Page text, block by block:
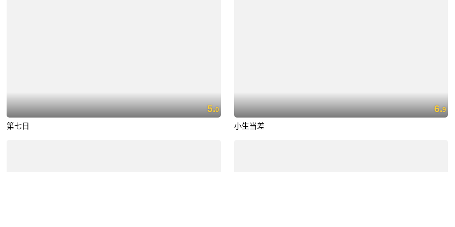
5.0
第七日
6.9
小生当差